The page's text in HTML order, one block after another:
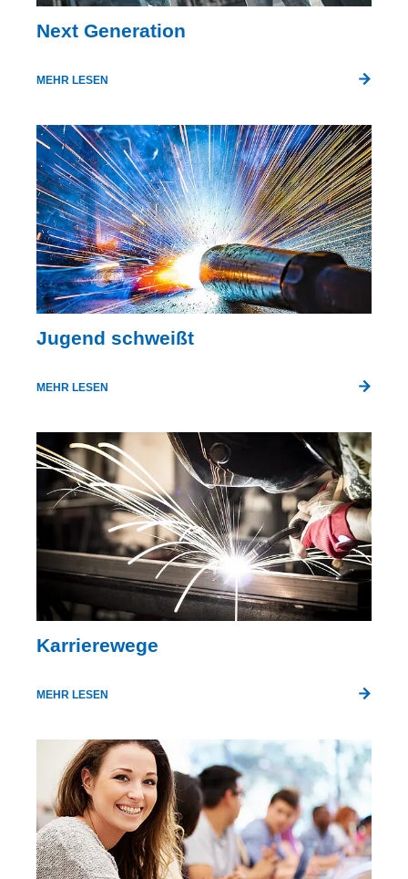
Next Generation
MEHR LESEN
Jugend schweißt
MEHR LESEN
Karrierewege
MEHR LESEN